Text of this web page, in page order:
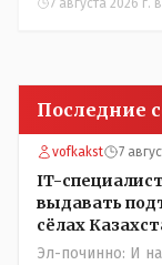
7 августа 2026 г.
Последние
vofkakst 7
IT-
выдавать
сёлах
Эл-починно: И